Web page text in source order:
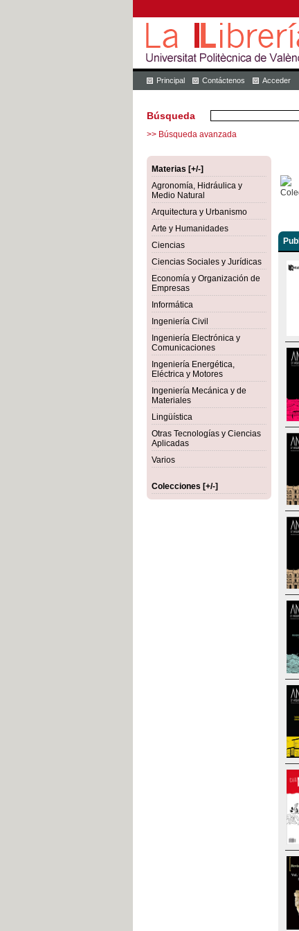
Principal Contáctenos Acceder
Búsqueda
>> Búsqueda avanzada
Materias [+/-]
Agronomía, Hidráulica y
Medio Natural
Arquitectura y Urbanismo
Arte y Humanidades
Ciencias
Ciencias Sociales y Jurídicas
Economía y Organización de
Empresas
Informática
Ingeniería Civil
Ingeniería Electrónica y
Comunicaciones
Ingeniería Energética,
Eléctrica y Motores
Ingeniería Mecánica y de
Materiales
Lingüística
Otras Tecnologías y Ciencias
Aplicadas
Varios
Colecciones [+/-]